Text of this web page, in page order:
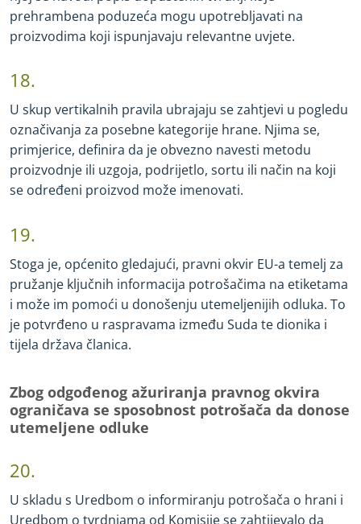
prehrambena poduzeća mogu upotrebljavati na
proizvodima koji ispunjavaju relevantne uvjete.
18.
U skup vertikalnih pravila ubrajaju se zahtjevi u pogledu
označivanja za posebne kategorije hrane. Njima se,
primjerice, definira da je obvezno navesti metodu
proizvodnje ili uzgoja, podrijetlo, sortu ili način na koji
se određeni proizvod može imenovati.
19.
Stoga je, općenito gledajući, pravni okvir EU-a temelj za
pružanje ključnih informacija potrošačima na etiketama
i može im pomoći u donošenju utemeljenijih odluka. To
je potvrđeno u raspravama između Suda te dionika i
tijela država članica.
Zbog odgođenog ažuriranja pravnog okvira
ograničava se sposobnost potrošača da donose
utemeljene odluke
20.
U skladu s Uredbom o informiranju potrošača o hrani i
Uredbom o tvrdnjama od Komisije se zahtijevalo da